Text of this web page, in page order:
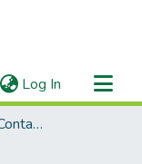
Log In (current)
Facultad de Ciencias Contables y Empresariales